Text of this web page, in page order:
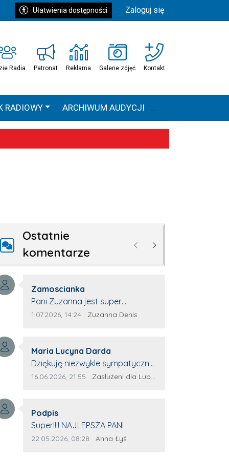
Ułatwienia dostępności Zaloguj się
Radia Patronat Reklama Galerie zdjęć Kontakt
RADIOWY ARCHIWUM AUDYCJI
HEAVEN TOUR
Ostatnie
komentarze
PoprzednieNastępne
Autor komentarza:
Zamoscianka
Treść komentarza:
Pani Zuzanna jest super
specjalistą. Korzystamy z moim
spokojna, cierpliwa.
Data dodania komentarza:
1.07.2026, 14:24 Źródło komentarza:
Zuzanna Denis
Autor komentarza:
Maria Lucyna Darda
Treść komentarza:
Dziękuję niezwykle sympatycznej
Pani redaktor Annie Niderla-
wyrozumiałość dla wyróżnionych
osób, którym trema odbierała
głos.
Data dodania komentarza:
16.06.2026, 21:55 Źródło komentarza:
Zasłużeni dla Lubyczy
Autor komentarza:
Podpis
Treść komentarza:
Super!!!! NAJLEPSZA PANI
Data dodania komentarza:
22.05.2026, 08:28 Źródło komentarza:
Anna Łyś